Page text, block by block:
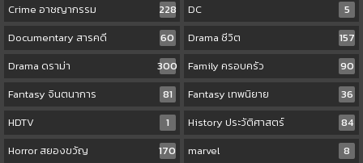
Crime อาชญากรรม
228 DC
5
Documentary สารคดี
60 Drama ชีวิต
157
Drama ดราม่า
300 Family ครอบครัว
90
Fantasy จินตนาการ
81 Fantasy เทพนิยาย
36
HDTV
1 History ประวัติศาสตร์
84
Horror สยองขวัญ
170 marvel
8